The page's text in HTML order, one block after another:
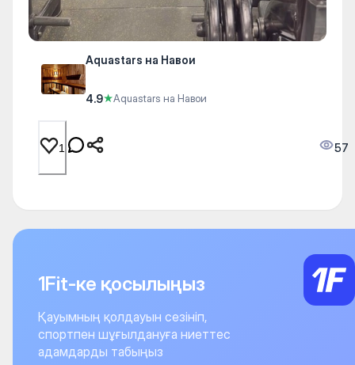
Aquastars на Навои
4.9★Aquastars на Навои
1 57
1Fit-ке қосылыңыз
Қауымның қолдауын сезініп,
спортпен шұғылдануға ниеттес
адамдарды табыңыз